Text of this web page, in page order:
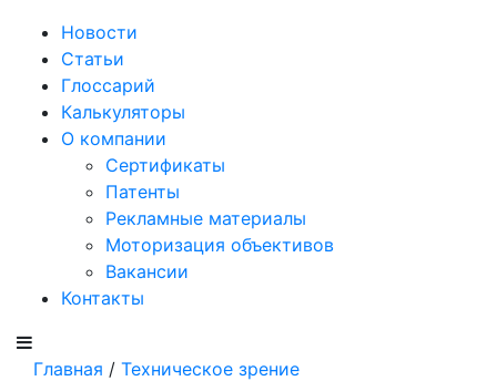
Новости
Статьи
Глоссарий
Калькуляторы
О компании
Сертификаты
Патенты
Рекламные материалы
Моторизация объективов
Вакансии
Контакты
Главная / Техническое зрение